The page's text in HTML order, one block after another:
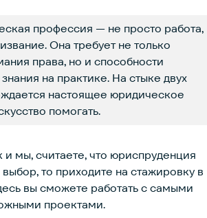
профессия — не просто работа,
Она требует не только
права, но и способности
на практике. На стыке двух
настоящее юридическое
помогать.
и мы, считаете, что юриспруденция
то приходите на стажировку в
вы сможете работать с самыми
проектами.